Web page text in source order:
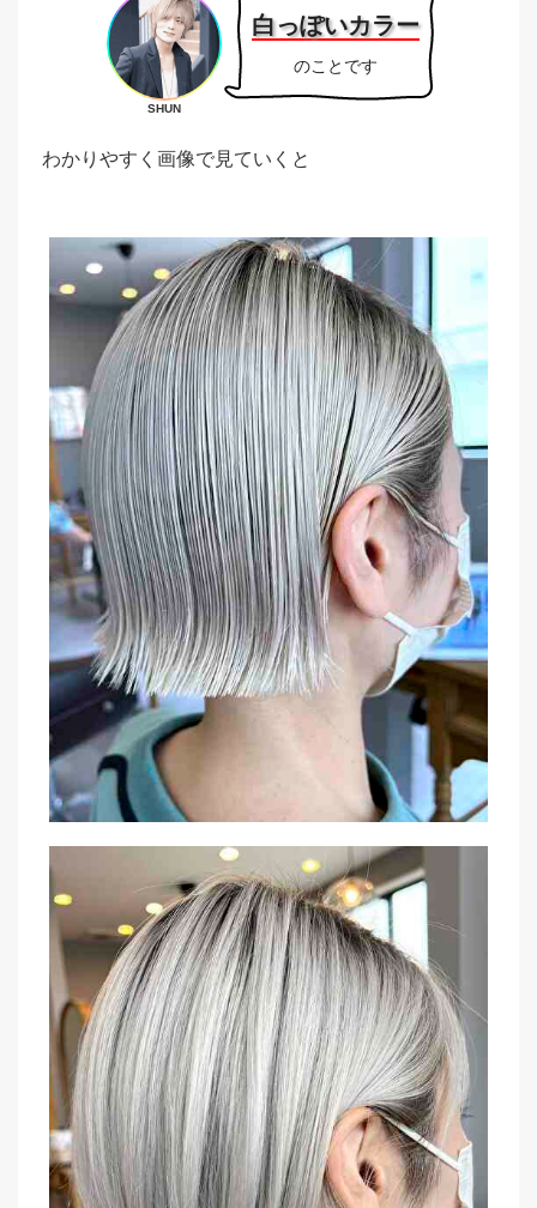
SHUN
白っぽいカラー
のことです
わかりやすく画像で見ていくと